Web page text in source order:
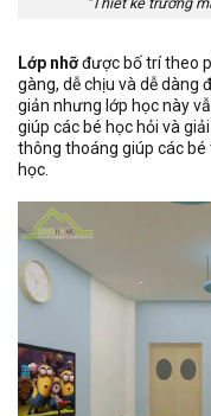
Lớp nhỡđược bố trí theo
gàng, dễ chịu và dễ dàng
giản nhưng lớp học này
giúp các bé học hỏi và
thông thoáng giúp các
học.